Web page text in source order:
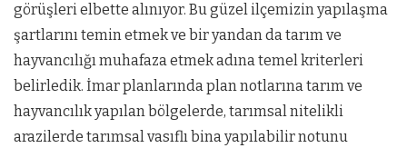
görüşleri elbette alınıyor. Bu güzel ilçemizin yapılaşma
şartlarını temin etmek ve bir yandan da tarım ve
hayvancılığı muhafaza etmek adına temel kriterleri
belirledik. İmar planlarında plan notlarına tarım ve
hayvancılık yapılan bölgelerde, tarımsal nitelikli
arazilerde tarımsal vasıflı bina yapılabilir notunu